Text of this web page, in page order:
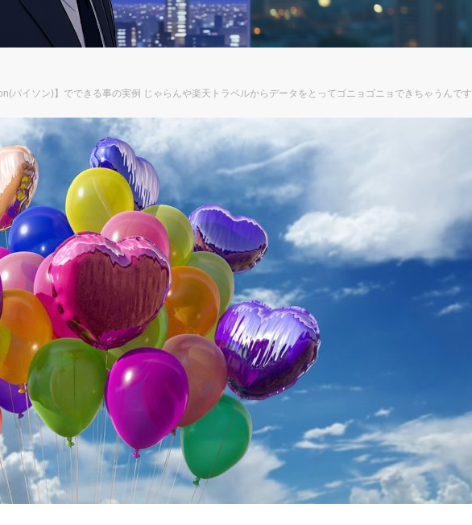
パイソン)】でできる事の実例 じゃらんや楽天トラベルからデータをとってゴニョゴニョできちゃうんです